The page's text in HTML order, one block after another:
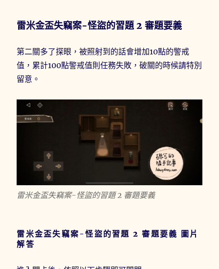
雷米金盃失竊案-怪盜的習題 2 審題要義
第二關多了探眼，被照射到的話會增加10點的警戒
值，累計100點警戒值則任務失敗，破關的時候請特別
留意。
雷米金盃失竊案-怪盜的習題 2 審題要義
雷米金盃失竊案-怪盜的習題 2 審題要義 圖片
解答